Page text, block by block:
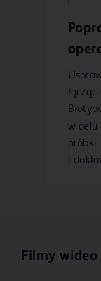
w celu
próbki
i
Filmy wideo